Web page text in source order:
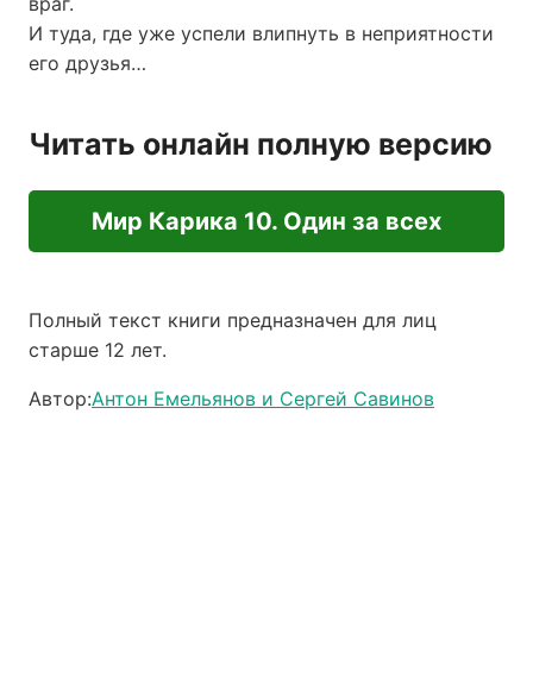
И туда, где уже успели влипнуть в неприятности
его друзья…
Читать онлайн полную версию
Мир Карика 10. Один за всех
Полный текст книги предназначен для лиц
старше 12 лет.
Автор:Антон Емельянов и Сергей Савинов